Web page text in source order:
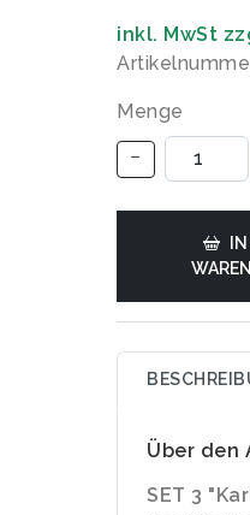
inkl. MwSt
Menge
Über den
SET 3